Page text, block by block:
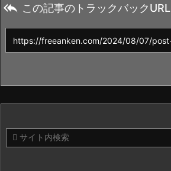
 この記事のトラックバックURL